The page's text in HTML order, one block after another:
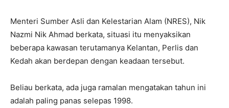
Menteri Sumber Asli dan Kelestarian Alam (NRES), Nik
Nazmi Nik Ahmad berkata, situasi itu menyaksikan
beberapa kawasan terutamanya Kelantan, Perlis dan
Kedah akan berdepan dengan keadaan tersebut.
Beliau berkata, ada juga ramalan mengatakan tahun ini
adalah paling panas selepas 1998.